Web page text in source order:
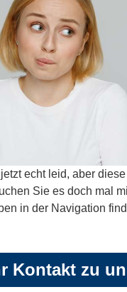
echt leid, aber
Sie es doch mal
in der Navigation
Kontakt zu